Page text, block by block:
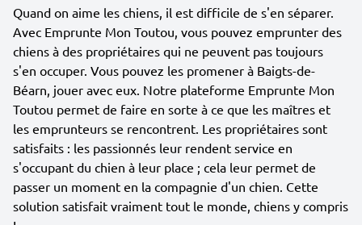
Quand on aime les chiens, il est difficile de s'en séparer.
Avec Emprunte Mon Toutou, vous pouvez emprunter des
chiens à des propriétaires qui ne peuvent pas toujours
s'en occuper. Vous pouvez les promener à Baigts-de-
Béarn, jouer avec eux. Notre plateforme Emprunte Mon
Toutou permet de faire en sorte à ce que les maîtres et
les emprunteurs se rencontrent. Les propriétaires sont
satisfaits : les passionnés leur rendent service en
s'occupant du chien à leur place ; cela leur permet de
passer un moment en la compagnie d'un chien. Cette
solution satisfait vraiment tout le monde, chiens y compris